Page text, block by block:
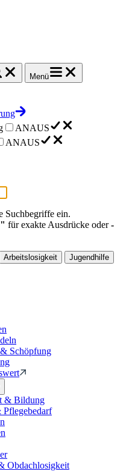
Menü
ANAUS
ANAUS
Suchbegriffe ein.
für exakte Ausdrücke oder-
Arbeitslosigkeit
Jugendhilfe
Schöpfung
& Bildung
Obdachlosigkeit